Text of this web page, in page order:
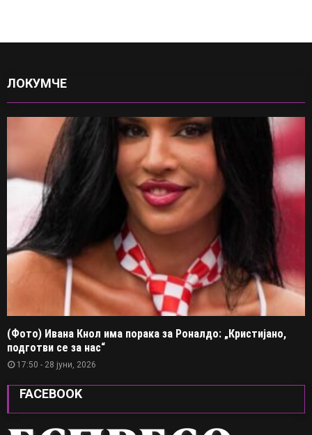
ЛОКУМЧЕ
(Фото) Ивана Кнол има порака за Роналдо: „Кристијано,
подготви се за нас“
17:50 - 28 јуни, 2026
FACEBOOK